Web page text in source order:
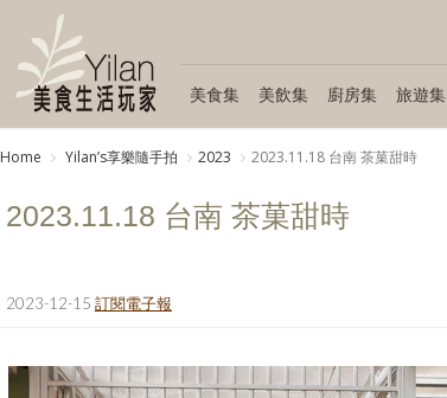
美食集 美飲集 廚房集 旅遊集
Home Yilanʼs享樂隨手拍 2023 2023.11.18 台南 茶菓甜時
2023.11.18 台南 茶菓甜時
2023-12-15 訂閱電子報